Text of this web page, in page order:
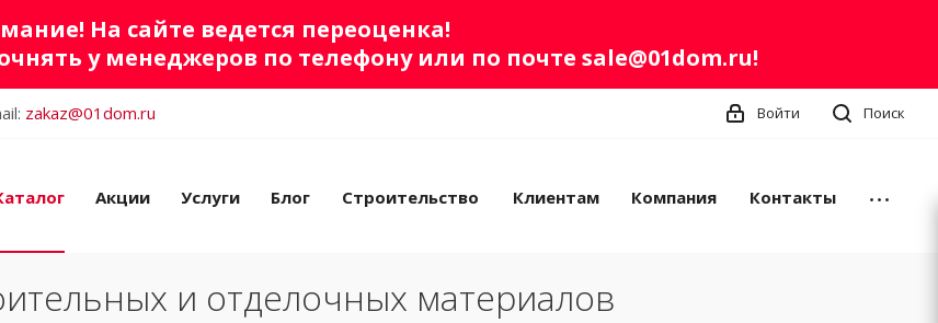
На сайте ведется переоценка!
у менеджеров по телефону или по почте sale@01dom.ru!
zakaz@01dom.ru Поиск
Войти
Акции Услуги Блог Строительство Клиентам Компания Контакты
и отделочных материалов